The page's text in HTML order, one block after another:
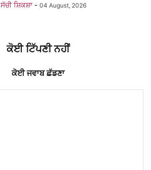
ਸੱਚੀ ਸ਼ਿਕਸ਼ਾ - 04 August, 2026
ਕੋਈ ਟਿੱਪਣੀ ਨਹੀਂ
ਕੋਈ ਜਵਾਬ ਛੱਡਣਾ